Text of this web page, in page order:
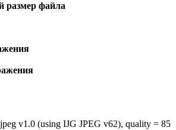
размер файла
v1.0 (using IJG JPEG v62), quality = 85